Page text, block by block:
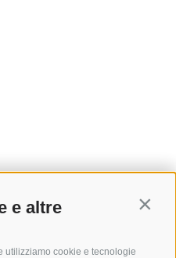
e altre
utilizziamo cookie e tecnologie